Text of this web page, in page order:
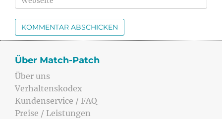
Über Match-Patch
Über uns
Verhaltenskodex
Kundenservice / FAQ
Preise / Leistungen